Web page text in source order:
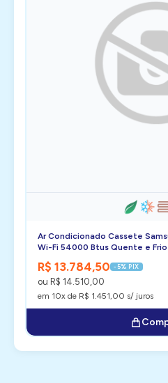
Ar Condicionado Cassete
Wi-Fi 54000 Btus Quente e
R$ 13.784,50 -5% PIX
ou R$ 14.510,00
em 10x de R$ 1.451,00 s/ juros